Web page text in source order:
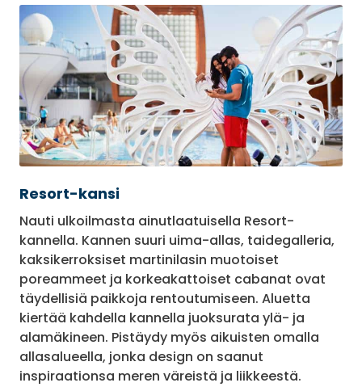
aikuisille tarkoitetun sisäuima-allasalueen.
Samalla kannella sijaitsee myös aluksen
kylpyläalue, jonka inspiraationa on käytetty
luonnon elementtejä. Kylpyläalueen sydän on
SEA Thermal Suite -tila, jossa on esimerkiksi
turkkilainen sauna, suolahuone ja meditatiivinen
”leijuntahuone”. SEA Thermal Suite -alueen
käyttö kuuluu hintaan AquaClass-luokan hyttien
johtaa, löydät Technogymin laitteilla varustetun
modernin kuntosalin. Ylimmällä kannella
sijaitseva Retreat-aurinkokansi on
sviittiasiakkaiden oma rentoutumispaikka, josta
löydät yksityiset cabanat, uima-altaan ja
poreammeen.
Resort-kansi
Nauti ulkoilmasta ainutlaatuisella Resort-
kannella. Kannen suuri uima-allas, taidegalleria,
kaksikerroksiset martinilasin muotoiset
poreammeet ja korkeakattoiset cabanat ovat
täydellisiä paikkoja rentoutumiseen. Aluetta
kiertää kahdella kannella juoksurata ylä- ja
alamäkineen. Pistäydy myös aikuisten omalla
allasalueella, jonka design on saanut
inspiraationsa meren väreistä ja liikkeestä.